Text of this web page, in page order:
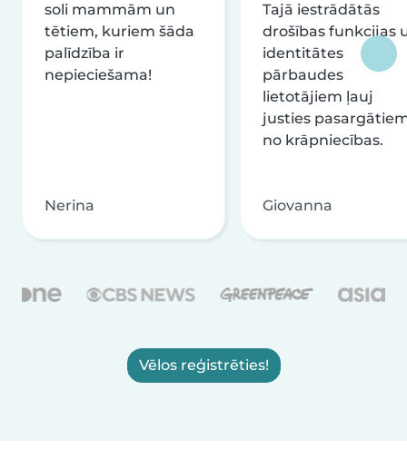
soli mammām un
tētiem, kuriem šāda
palīdzība ir
nepieciešama!
Nerina
Tajā iestrādātās
drošības funkcijas
identitātes
pārbaudes
lietotājiem ļauj
justies
no krāpniecības.
Giovanna
Vēlos reģistrēties!